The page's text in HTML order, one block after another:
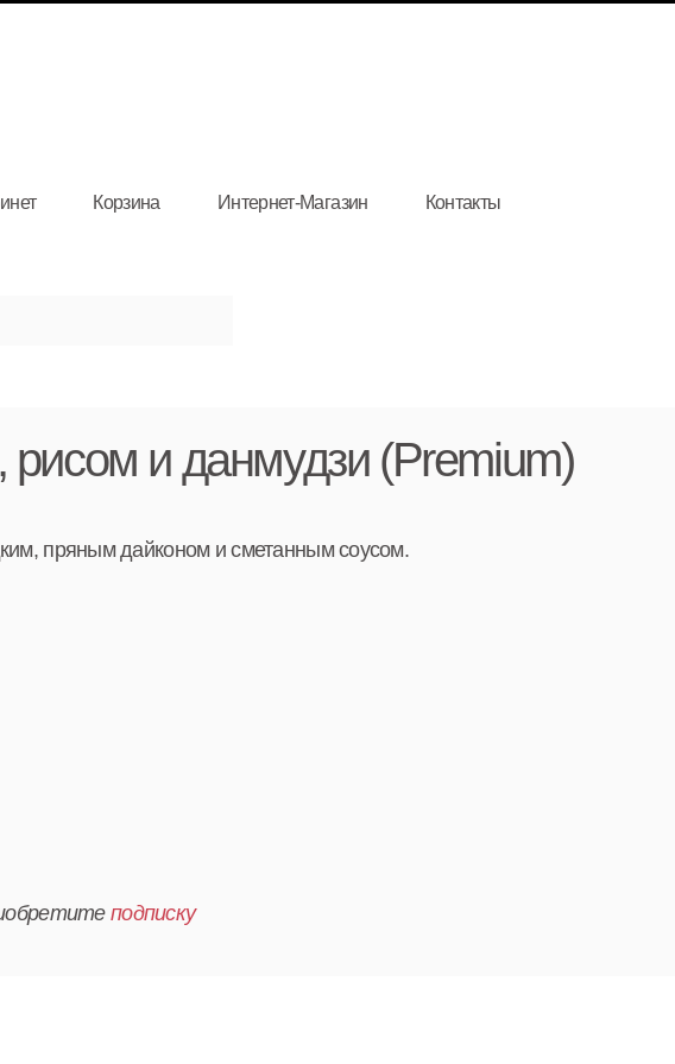
Корзина Интернет-Магазин Контакты
рисом и данмудзи (Premium)
пряным дайконом и сметанным соусом.
подписку